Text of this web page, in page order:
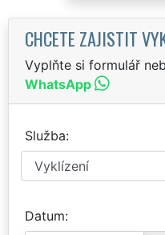
CHCETE ZAJISTIT
Vyplňte si formulář
WhatsApp
Služba
Datum